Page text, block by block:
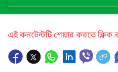
এই কনটেন্টটি শেয়ার করতে